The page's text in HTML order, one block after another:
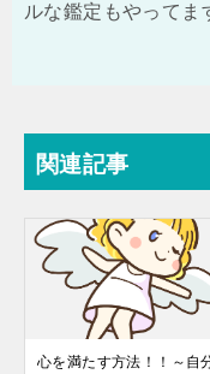
ルな鑑定もやってま
関連記事
心を満たす方法！！～自